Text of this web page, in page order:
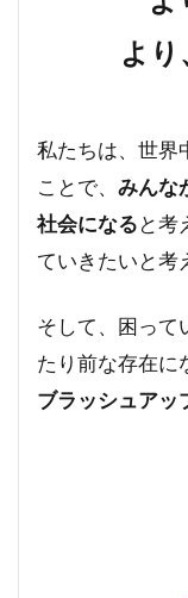
より
私たちは、世界
ことで、 みんな
社会になると考
ていきたいと考
そして、困って
たり前な存在に
ブラッシュアッ